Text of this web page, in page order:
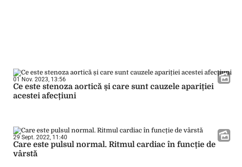
01 Nov. 2023, 13:56
Ce este stenoza aortică și care sunt cauzele apariției
acestei afecțiuni
29 Sept. 2022, 11:40
Care este pulsul normal. Ritmul cardiac în funcție de
vârstă